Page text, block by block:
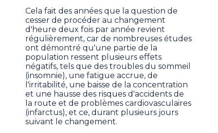
Cela fait des années que la question de
cesser de procéder au changement
d'heure deux fois par année revient
régulièrement, car de nombreuses études
ont démontré qu'une partie de la
population ressent plusieurs effets
négatifs, tels que des troubles du sommeil
(insomnie), une fatigue accrue, de
l'irritabilité, une baisse de la concentration
et une hausse des risques d'accidents de
la route et de problèmes cardiovasculaires
(infarctus), et ce, durant plusieurs jours
suivant le changement.